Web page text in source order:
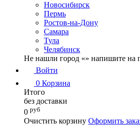
Новосибирск
Пермь
Ростов-на-Дону
Самара
Тула
Челябинск
Не нашли город «» напишите на
Войти
0 Корзина
Итого
без доставки
0 руб
Очистить корзину Оформить